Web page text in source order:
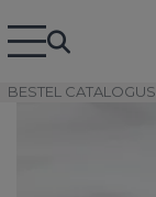
BESTEL CATALOGUS